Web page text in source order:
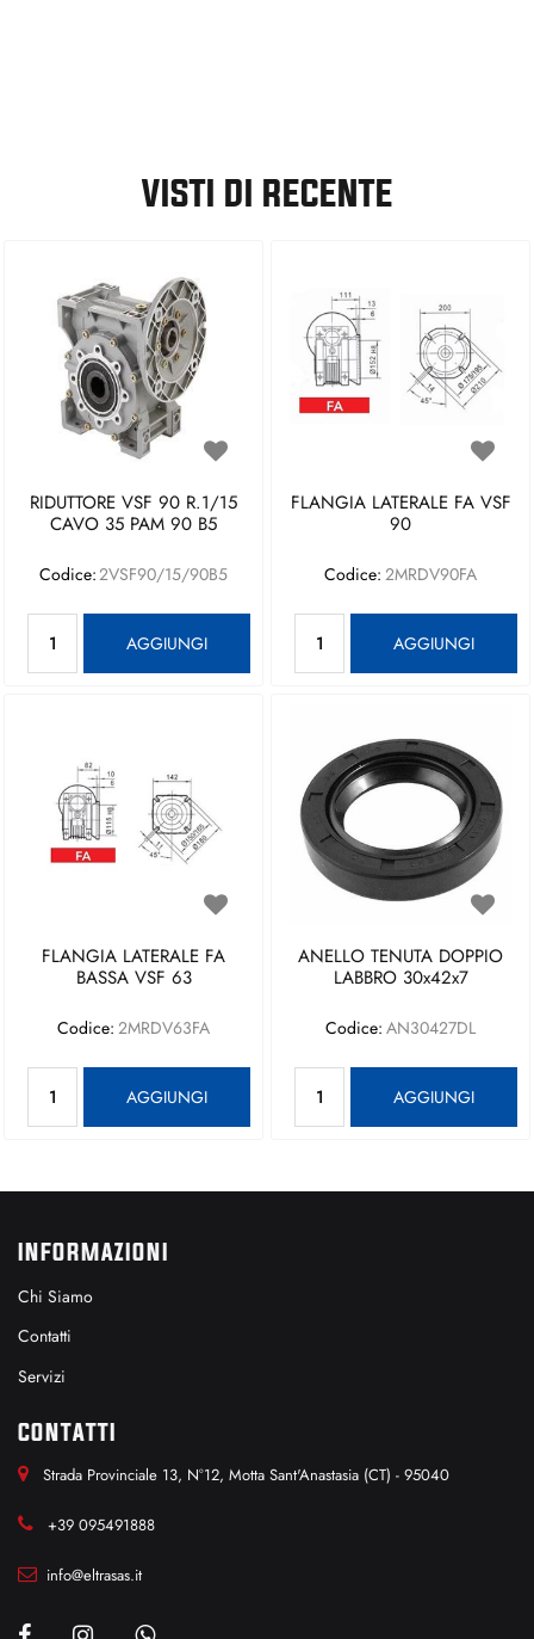
VISTI DI RECENTE
RIDUTTORE VSF 90 R.1/15
CAVO 35 PAM 90 B5
Codice:2VSF90/15/90B5
AGGIUNGI
FLANGIA LATERALE FA VSF
90
Codice: 2MRDV90FA
AGGIUNGI
FLANGIA LATERALE FA
BASSA VSF 63
Codice: 2MRDV63FA
AGGIUNGI
ANELLO TENUTA DOPPIO
LABBRO 30x42x7
Codice: AN30427DL
AGGIUNGI
INFORMAZIONI
Chi Siamo
Contatti
Servizi
CONTATTI
Strada Provinciale 13, N°12, Motta Sant'Anastasia (CT) - 95040
+39 095491888
info@eltrasas.it